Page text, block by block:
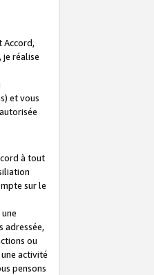
Accord,
réalise
et vous
à tout
sur le
adressée,
ou
activité
pensons